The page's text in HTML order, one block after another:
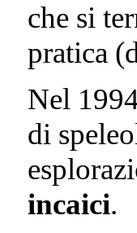
che si
pratica
Nel
di
incaici.